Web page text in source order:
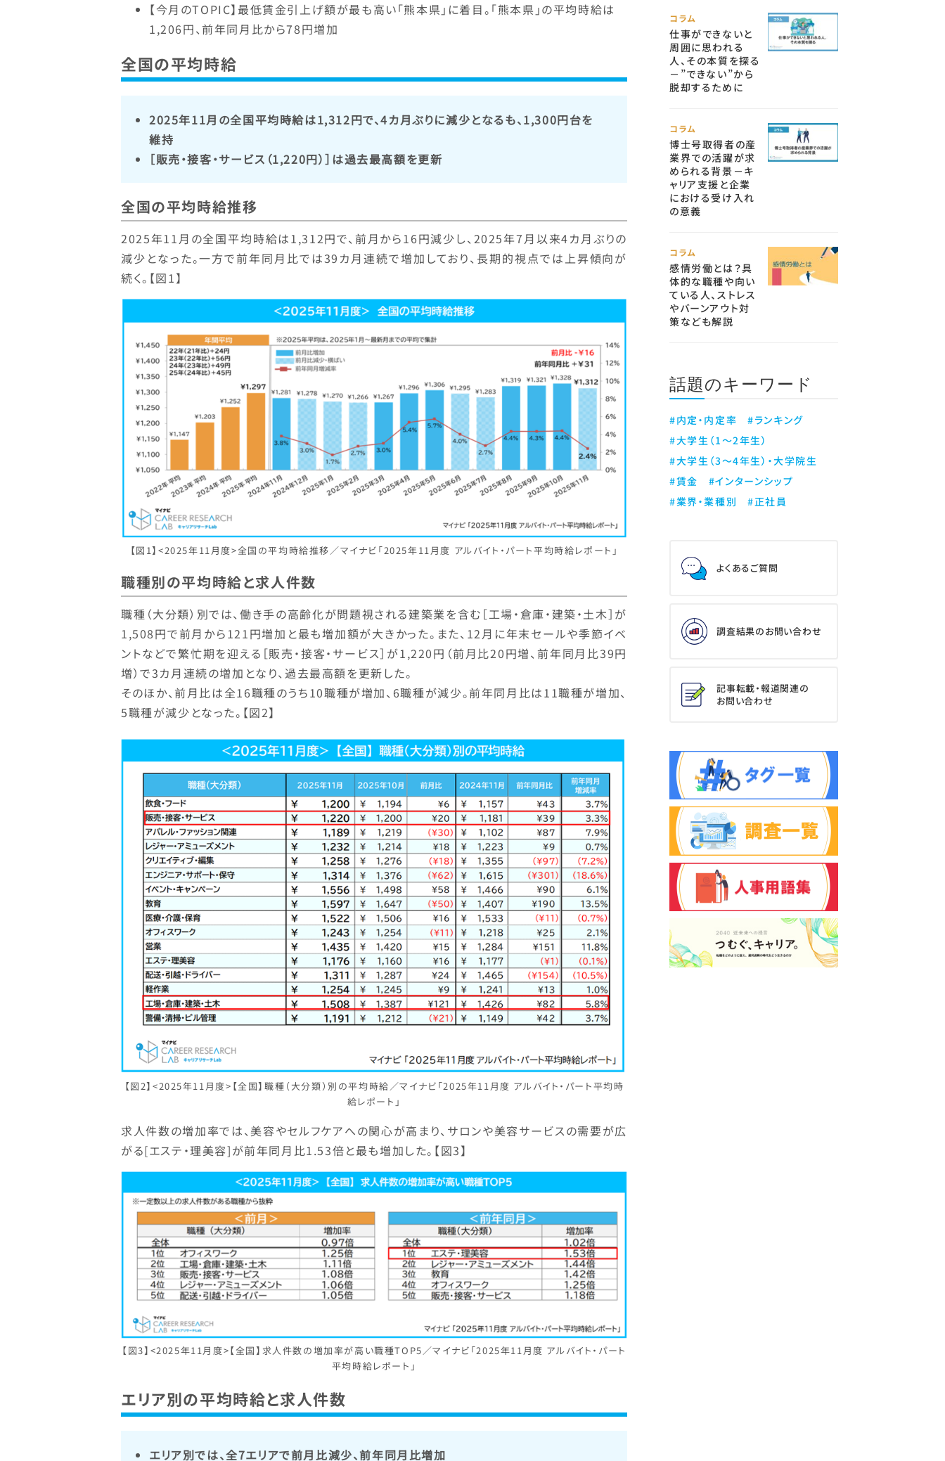
【今月のTOPIC】最低賃金引上げ額が最も高い「熊本県」に着目。「熊本県」の平均時給は
1,206円、前年同月比から78円増加
全国の平均時給
2025年11月の全国平均時給は1,312円で、4カ月ぶりに減少となるも、1,300円台を
維持
［販売・接客・サービス（1,220円）］は過去最高額を更新
全国の平均時給推移
2025年11月の全国平均時給は1,312円で、前月から16円減少し、2025年7月以来4カ月ぶりの
減少となった。一方で前年同月比では39カ月連続で増加しており、長期的視点では上昇傾向が
続く。【図1】
【図1】<2025年11月度>全国の平均時給推移／マイナビ「2025年11月度 アルバイト・パート平均時給レポート」
職種別の平均時給と求人件数
職種（大分類）別では、働き手の高齢化が問題視される建築業を含む［工場・倉庫・建築・土木］が
1,508円で前月から121円増加と最も増加額が大きかった。また、12月に年末セールや季節イベ
ントなどで繁忙期を迎える［販売・接客・サービス］が1,220円（前月比20円増、前年同月比39円
増）で3カ月連続の増加となり、過去最高額を更新した。
そのほか、前月比は全16職種のうち10職種が増加、6職種が減少。前年同月比は11職種が増加、
5職種が減少となった。【図2】
【図2】<2025年11月度>【全国】職種（大分類）別の平均時給／マイナビ「2025年11月度 アルバイト・パート平均時
給レポート」
求人件数の増加率では、美容やセルフケアへの関心が高まり、サロンや美容サービスの需要が広
がる[エステ・理美容]が前年同月比1.53倍と最も増加した。【図3】
【図3】<2025年11月度>【全国】求人件数の増加率が高い職種TOP5／マイナビ「2025年11月度 アルバイト・パート
平均時給レポート」
エリア別の平均時給と求人件数
エリア別では、全7エリアで前月比減少、前年同月比増加
コラム
仕事ができないと
周囲に思われる
人、その本質を探る
－”できない”から
脱却するために
コラム
博士号取得者の産
業界での活躍が求
められる背景－キ
ャリア支援と企業
における受け入れ
の意義
コラム
感情労働とは？具
体的な職種や向い
ている人、ストレス
やバーンアウト対
策なども解説
話題のキーワード
#内定・内定率
#ランキング
#大学生（1～2年生）
#大学生（3～4年生）・大学院生
#賃金
#インターンシップ
#業界・業種別
#正社員
よくあるご質問
調査結果のお問い合わせ
記事転載・報道関連の
お問い合わせ